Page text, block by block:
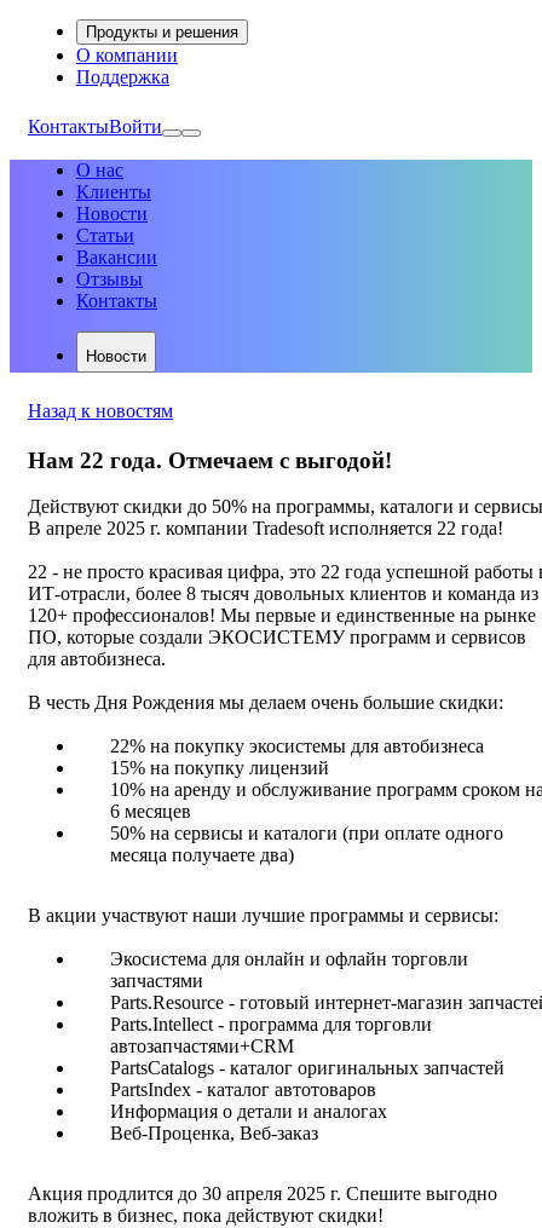
Продукты и решения
О компании
Поддержка
КонтактыВойти
О нас
Клиенты
Новости
Статьи
Вакансии
Отзывы
Контакты
Новости
Назад к новостям
Нам 22 года. Отмечаем с выгодой!
Действуют скидки до 50% на программы, каталоги и сервисы
В апреле 2025 г. компании Tradesoft исполняется 22 года!
22 - не просто красивая цифра, это 22 года успешной работы
ИТ-отрасли, более 8 тысяч довольных клиентов и команда из
120+ профессионалов! Мы первые и единственные на рынке
ПО, которые создали ЭКОСИСТЕМУ программ и сервисов
для автобизнеса.
В честь Дня Рождения мы делаем очень большие скидки:
22% на покупку экосистемы для автобизнеса
15% на покупку лицензий
10% на аренду и обслуживание программ сроком
6 месяцев
50% на сервисы и каталоги (при оплате одного
месяца получаете два)
В акции участвуют наши лучшие программы и сервисы:
Экосистема для онлайн и офлайн торговли
запчастями
Parts.Resource - готовый интернет-магазин
Parts.Intellect - программа для торговли
автозапчастями+CRM
PartsCatalogs - каталог оригинальных запчастей
PartsIndex - каталог автотоваров
Информация о детали и аналогах
Веб-Проценка, Веб-заказ
Акция продлится до 30 апреля 2025 г. Спешите выгодно
вложить в бизнес, пока действуют скидки!